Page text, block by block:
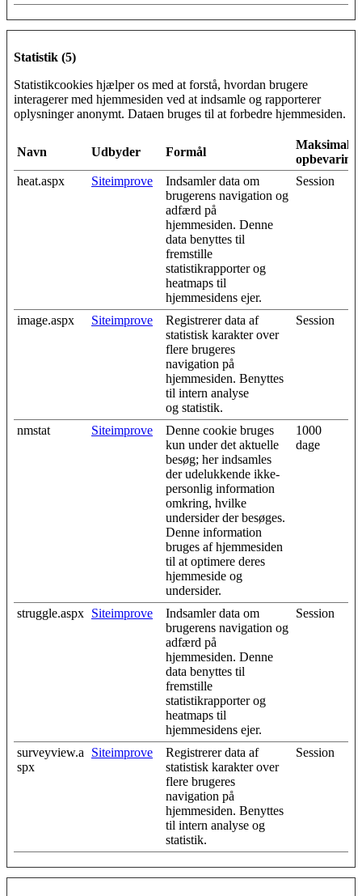
Statistik (5)
Statistikcookies hjælper os med at forstå, hvordan brugere
interagerer med hjemmesiden ved at indsamle og rapporterer
oplysninger anonymt. Dataen bruges til at forbedre hjemmesiden.
Navn Udbyder Formål
Maksimal
heat.aspx
Siteimprove
Indsamler data om
brugerens navigation og
adfærd på
hjemmesiden. Denne
data benyttes til
fremstille
statistikrapporter og
heatmaps til
hjemmesidens ejer.
Session
image.aspx Siteimprove
Registrerer data af
statistisk karakter over
flere brugeres
navigation på
hjemmesiden. Benyttes
til intern analyse
og statistik.
Session
nmstat Siteimprove
Denne cookie bruges
kun under det aktuelle
besøg; her indsamles
der udelukkende ikke-
personlig information
omkring, hvilke
undersider der besøges.
Denne information
bruges af hjemmesiden
til at optimere deres
hjemmeside og
undersider.
1000
dage
struggle.aspx Siteimprove
Indsamler data om
brugerens navigation og
adfærd på
hjemmesiden. Denne
data benyttes til
fremstille
statistikrapporter og
heatmaps til
hjemmesidens ejer.
Session
surveyview.a
spx
Siteimprove
Registrerer data af
statistisk karakter over
flere brugeres
navigation på
hjemmesiden. Benyttes
til intern analyse og
statistik.
Session